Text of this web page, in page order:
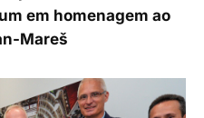
em homenagem ao
Mareš